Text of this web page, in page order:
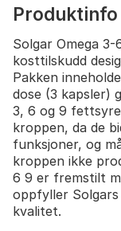
Produktinfo
Solgar Omega
kosttilskudd
Pakken
dose (3 kapsler)
3, 6 og 9
kroppen, da de
funksjoner, og
kroppen ikke
6 9 er fremstilt
oppfyller
kvalitet.